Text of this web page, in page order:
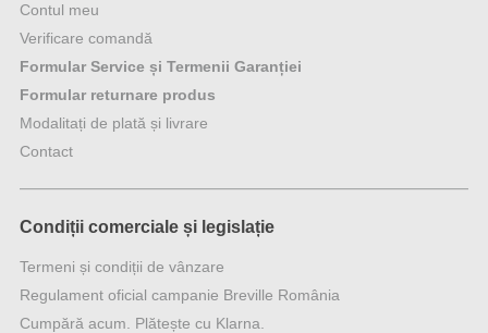
Contul meu
Verificare comandă
Formular Service și Termenii Garanției
Formular returnare produs
Modalitați de plată și livrare
Contact
Condiții comerciale și legislație
Termeni și condiții de vânzare
Regulament oficial campanie Breville România
Cumpără acum. Plătește cu Klarna.